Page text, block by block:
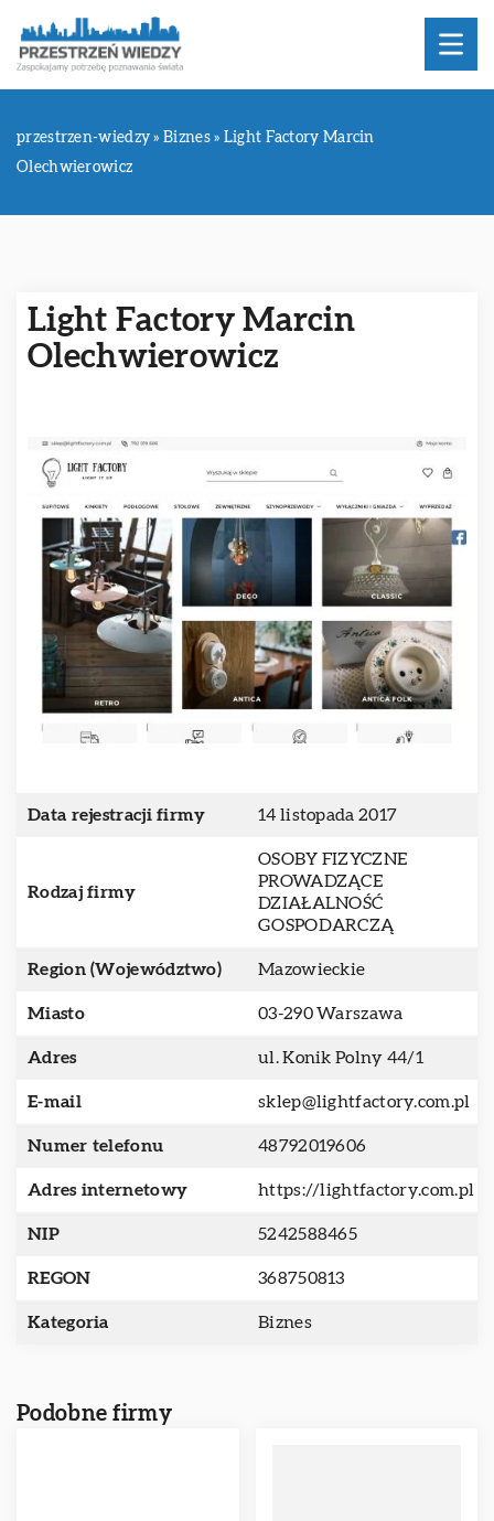
przestrzen-wiedzy »Biznes» Light Factory Marcin
Olechwierowicz
Light Factory Marcin
Olechwierowicz
Data rejestracji firmy 14 listopada 2017
Rodzaj firmy
OSOBY FIZYCZNE
PROWADZĄCE
DZIAŁALNOŚĆ
GOSPODARCZĄ
Region (Województwo) Mazowieckie
Miasto 03-290 Warszawa
Adres ul. Konik Polny 44/1
E-mail sklep@lightfactory.com.pl
Numer telefonu 48792019606
Adres internetowy https://lightfactory.com.pl
NIP 5242588465
REGON 368750813
Kategoria Biznes
Podobne firmy